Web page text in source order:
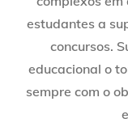
estudantes a
concursos.
educacional o
sempre com o